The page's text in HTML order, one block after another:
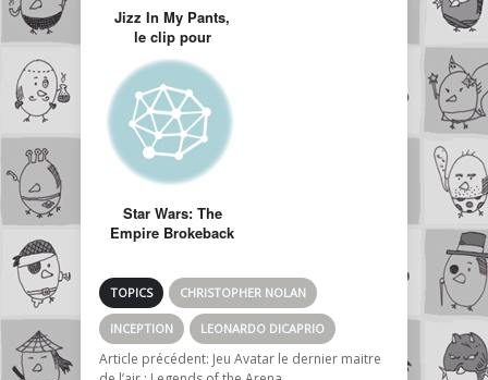
Jizz In My Pants,
le clip pour
éjaculateurs
précoces
Star Wars: The
Empire Brokeback
mountain)
TOPICS CHRISTOPHER NOLAN
INCEPTION LEONARDO DICAPRIO
Article précédent: Jeu Avatar le dernier maitre